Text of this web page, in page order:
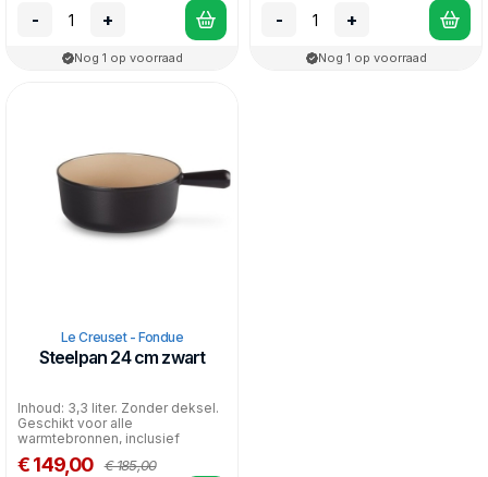
- +
Nog 1 op voorraad
- +
Nog 1 op voorraad
Le Creuset - Fondue
Steelpan 24 cm zwart
Inhoud: 3,3 liter. Zonder deksel.
Geschikt voor alle
warmtebronnen, inclusief
inductie en oven.
€ 149,00 € 185,00